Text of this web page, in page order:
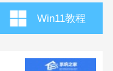
Win11教程